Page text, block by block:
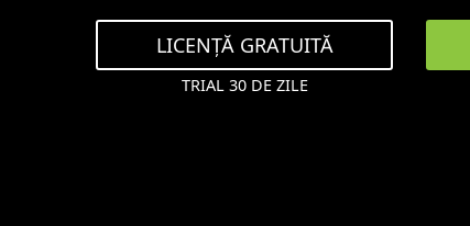
LICENȚĂ GRATUITĂ
TRIAL 30 DE ZILE